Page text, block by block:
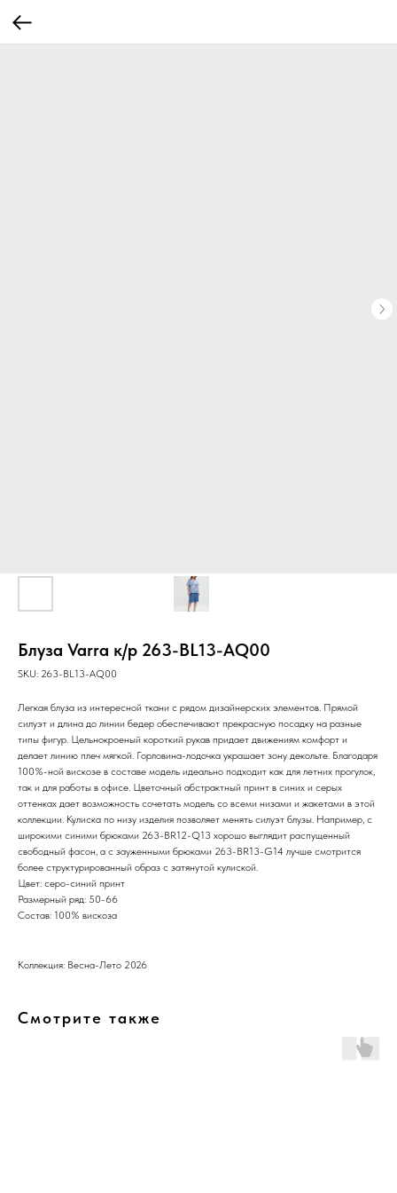
Блуза Varra к/р 263-BL13-AQ00
SKU: 263-BL13-AQ00
Легкая блуза из интересной ткани с рядом дизайнерских элементов. Прямой
силуэт и длина до линии бедер обеспечивают прекрасную посадку на разные
типы фигур. Цельнокроеный короткий рукав придает движениям комфорт и
делает линию плеч мягкой. Горловина-лодочка украшает зону декольте. Благодаря
100%-ной вискозе в составе модель идеально подходит как для летних прогулок,
так и для работы в офисе. Цветочный абстрактный принт в синих и серых
оттенках дает возможность сочетать модель со всеми низами и жакетами в этой
коллекции. Кулиска по низу изделия позволяет менять силуэт блузы. Например, с
широкими синими брюками 263-BR12-Q13 хорошо выглядит распущенный
свободный фасон, а с зауженными брюками 263-BR13-G14 лучше смотрится
более структурированный образ с затянутой кулиской.
Цвет: серо-синий принт
Размерный ряд: 50-66
Состав: 100% вискоза
Коллекция: Весна-Лето 2026
Смотрите также